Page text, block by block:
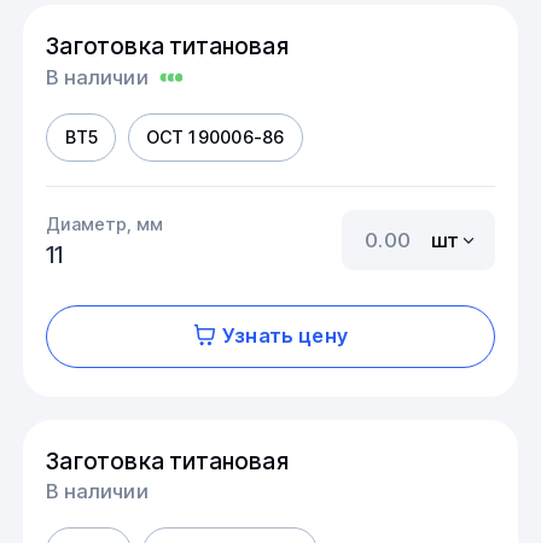
Заготовка титановая
В наличии
ВТ5 ОСТ 1 90006-86
Диаметр, мм
11
шт
Узнать цену
Заготовка титановая
В наличии